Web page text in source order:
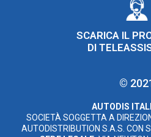
SCARICA IL
DI
©
AUTODIS
SOCIETÀ SOGGETTA A
AUTODISTRIBUTION S.A.S. CON